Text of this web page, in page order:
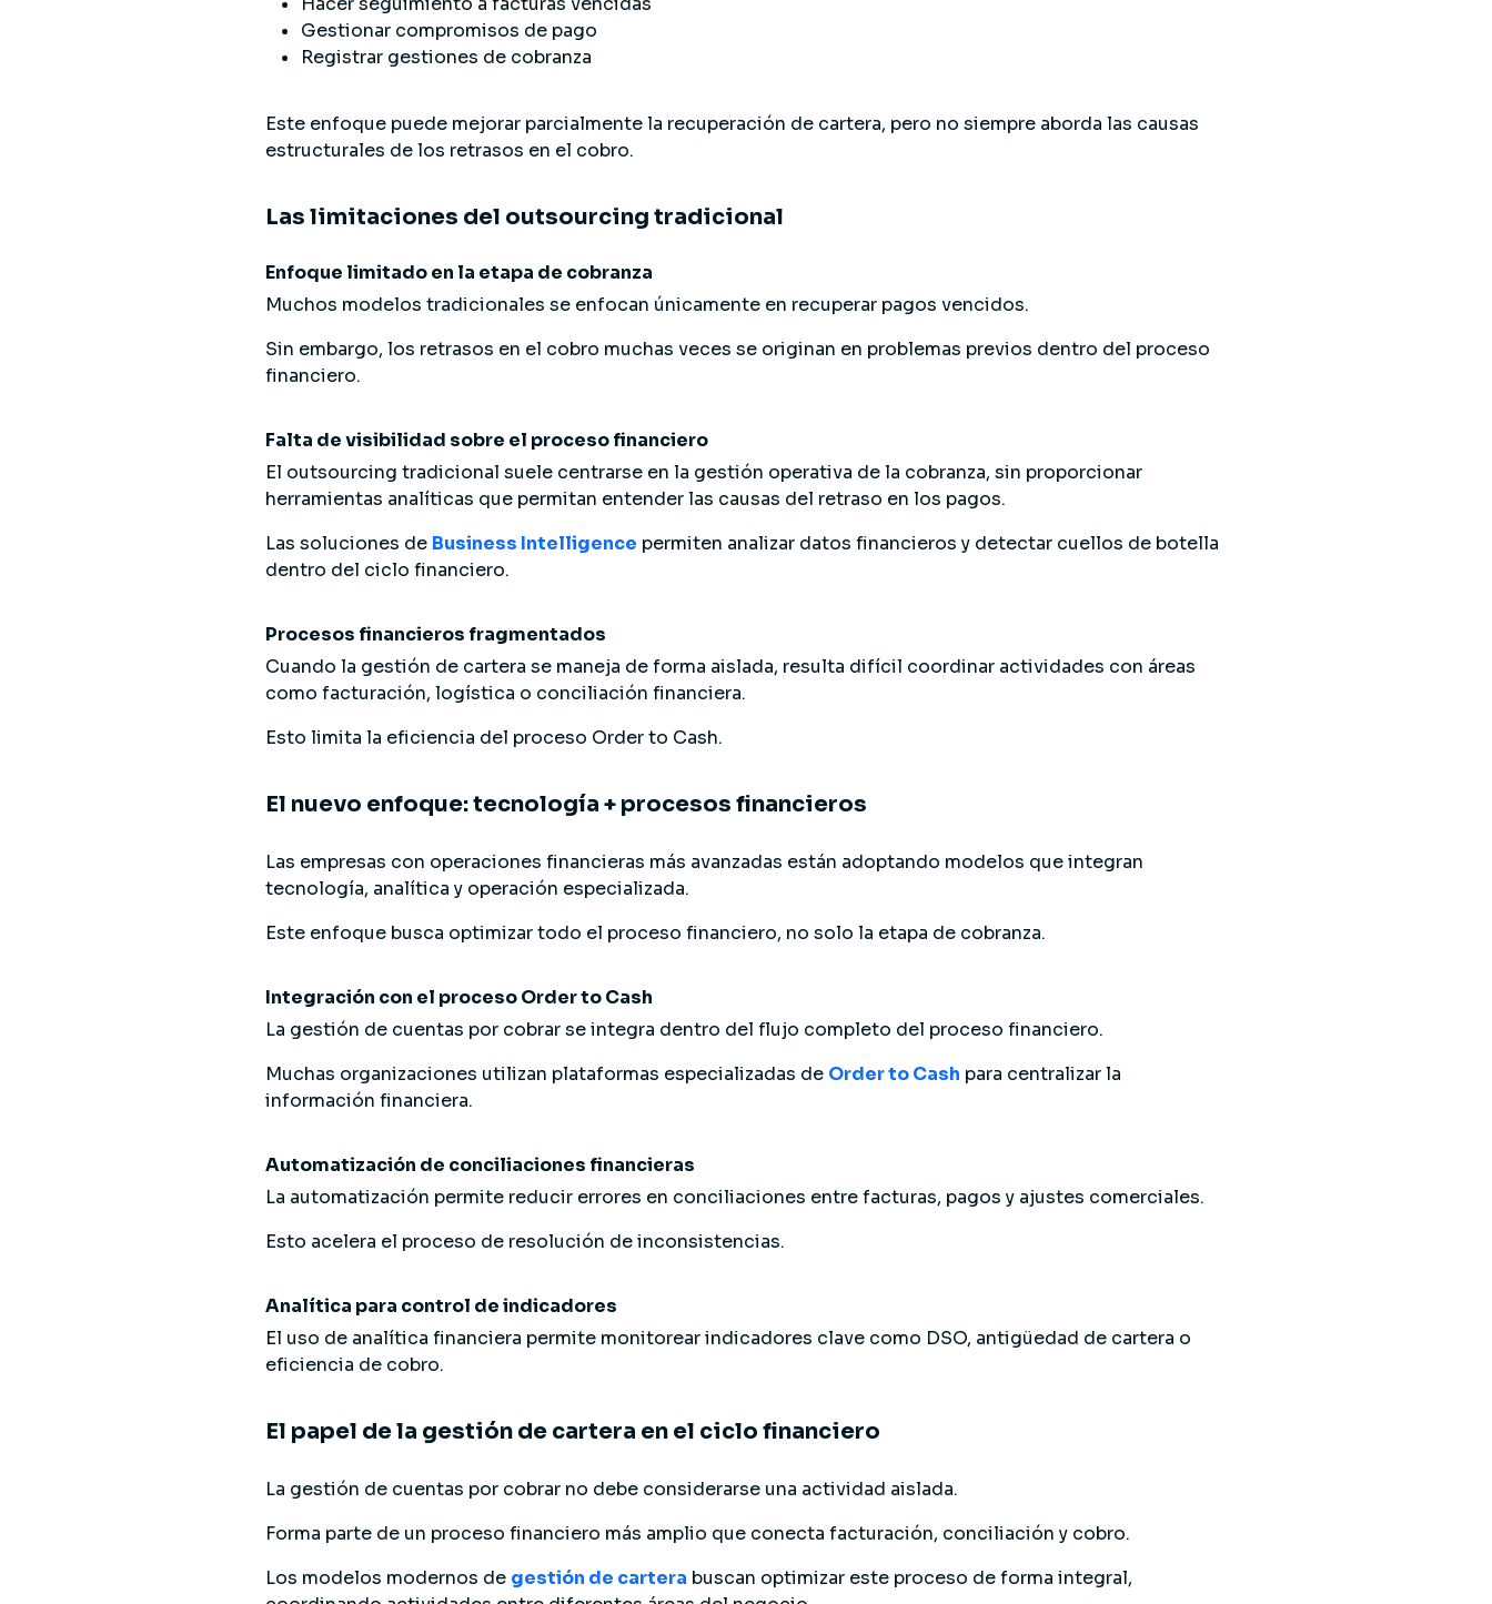
Gestionar compromisos de pago
Registrar gestiones de cobranza
Este enfoque puede mejorar parcialmente la recuperación de cartera, pero no siempre aborda las causas
estructurales de los retrasos en el cobro.
Las limitaciones del outsourcing tradicional
Enfoque limitado en la etapa de cobranza
Muchos modelos tradicionales se enfocan únicamente en recuperar pagos vencidos.
Sin embargo, los retrasos en el cobro muchas veces se originan en problemas previos dentro del proceso
financiero.
Falta de visibilidad sobre el proceso financiero
El outsourcing tradicional suele centrarse en la gestión operativa de la cobranza, sin proporcionar
herramientas analíticas que permitan entender las causas del retraso en los pagos.
Las soluciones de Business Intelligence permiten analizar datos financieros y detectar cuellos de botella
dentro del ciclo financiero.
Procesos financieros fragmentados
Cuando la gestión de cartera se maneja de forma aislada, resulta difícil coordinar actividades con áreas
como facturación, logística o conciliación financiera.
Esto limita la eficiencia del proceso Order to Cash.
El nuevo enfoque: tecnología + procesos financieros
Las empresas con operaciones financieras más avanzadas están adoptando modelos que integran
tecnología, analítica y operación especializada.
Este enfoque busca optimizar todo el proceso financiero, no solo la etapa de cobranza.
Integración con el proceso Order to Cash
La gestión de cuentas por cobrar se integra dentro del flujo completo del proceso financiero.
Muchas organizaciones utilizan plataformas especializadas de Order to Cash para centralizar la
información financiera.
Automatización de conciliaciones financieras
La automatización permite reducir errores en conciliaciones entre facturas, pagos y ajustes comerciales.
Esto acelera el proceso de resolución de inconsistencias.
Analítica para control de indicadores
El uso de analítica financiera permite monitorear indicadores clave como DSO, antigüedad de cartera o
eficiencia de cobro.
El papel de la gestión de cartera en el ciclo financiero
La gestión de cuentas por cobrar no debe considerarse una actividad aislada.
Forma parte de un proceso financiero más amplio que conecta facturación, conciliación y cobro.
Los modelos modernos de gestión de cartera buscan optimizar este proceso de forma integral,